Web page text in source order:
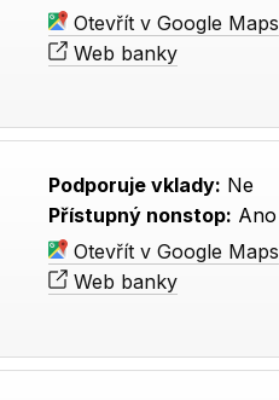
Otevřít v Google Maps
Web banky
Podporuje vklady: Ne
Přístupný nonstop: Ano
Otevřít v Google Maps
Web banky